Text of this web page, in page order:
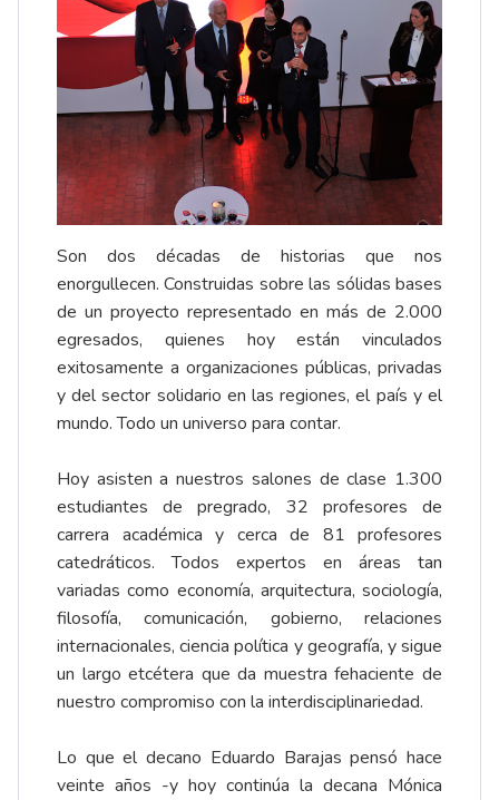
Son dos décadas de historias que nos
enorgullecen. Construidas sobre las sólidas bases
de un proyecto representado en más de 2.000
egresados, quienes hoy están vinculados
exitosamente a organizaciones públicas, privadas
y del sector solidario en las regiones, el país y el
mundo. Todo un universo para contar.
Hoy asisten a nuestros salones de clase 1.300
estudiantes de pregrado, 32 profesores de
carrera académica y cerca de 81 profesores
catedráticos. Todos expertos en áreas tan
variadas como economía, arquitectura, sociología,
filosofía, comunicación, gobierno, relaciones
internacionales, ciencia política y geografía, y sigue
un largo etcétera que da muestra fehaciente de
nuestro compromiso con la interdisciplinariedad.
Lo que el decano Eduardo Barajas pensó hace
veinte años -y hoy continúa la decana Mónica